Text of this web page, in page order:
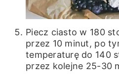
Piecz ciasto w 180
przez 10 minut, po
temperaturę do 140
przez kolejne 25-30